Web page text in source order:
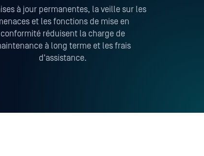
à jour permanentes, la veille sur les
et les fonctions de mise en
conformité réduisent la charge de
à long terme et les frais
d'assistance.